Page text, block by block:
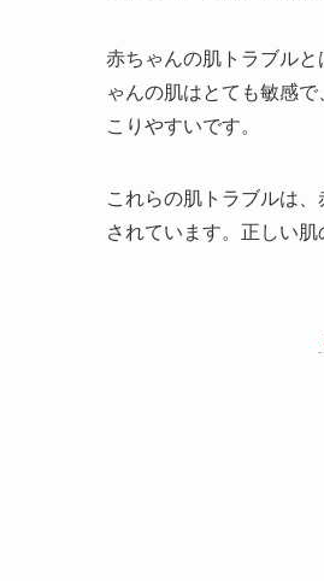
赤ちゃんの肌トラブル
ゃんの肌はとても敏感で
こりやすいです。
これらの肌トラブルは
されています。正しい